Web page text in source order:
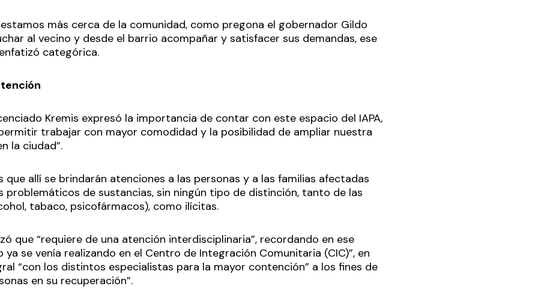
más cerca de la comunidad, como pregona el gobernador Gildo
al vecino y desde el barrio acompañar y satisfacer sus demandas, ese
categórica.
Kremis expresó la importancia de contar con este espacio del IAPA,
trabajar con mayor comodidad y la posibilidad de ampliar nuestra
la ciudad”.
que allí se brindarán atenciones a las personas y a las familias afectadas
problemáticos de sustancias, sin ningún tipo de distinción, tanto de las
tabaco, psicofármacos), como ilícitas.
que “requiere de una atención interdisciplinaria”, recordando en ese
ya se venía realizando en el Centro de Integración Comunitaria (CIC)”, en
“con los distintos especialistas para la mayor contención” a los fines de
en su recuperación”.